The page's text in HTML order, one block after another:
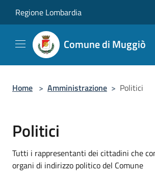
Regione Lombardia
Comune di Muggiò
Home > Amministrazione > Politici
Politici
Tutti i rappresentanti dei cittadini che
organi di indirizzo politico del Comune